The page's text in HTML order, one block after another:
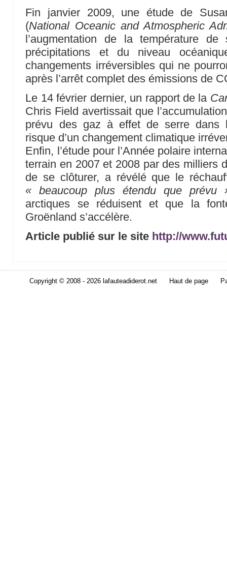
Fin janvier 2009, une étude de
(National Oceanic and Atmospheric
l’augmentation de la température
précipitations et du niveau
changements irréversibles qui ne
après l’arrêt complet des émissions de
Le 14 février dernier, un rapport de la
Chris Field avertissait que
prévu des gaz à effet de serre dans
risque d’un changement climatique
Enfin, l’étude pour l’Année polaire
terrain en 2007 et 2008 par des milliers
de se clôturer, a révélé que le
« beaucoup plus étendu que prévu
arctiques se réduisent et que la
Groënland s’accélère.
Article publié sur le site http://
Copyright © 2008 - 2026 lafauteadiderot.net Haut de page